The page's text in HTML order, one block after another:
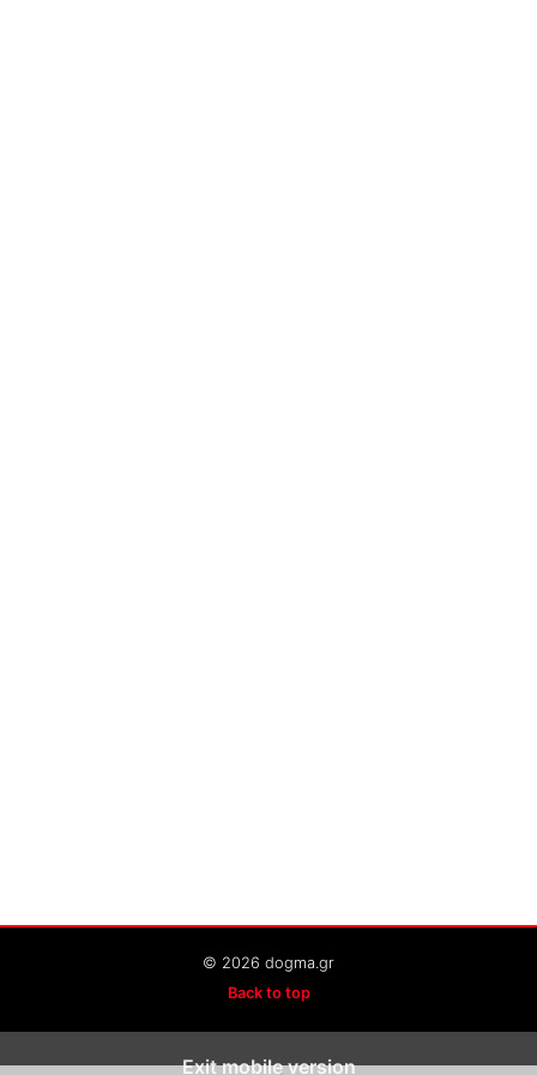
© 2026 dogma.gr
Back to top
Exit mobile version